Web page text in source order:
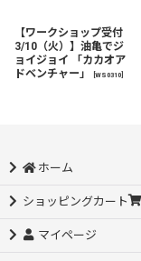
【ワークショップ受付
3/10（火）】油亀でジ
ョイジョイ 「カカオア
ドベンチャー」
WS0310
ホーム
ショッピングカート
マイページ